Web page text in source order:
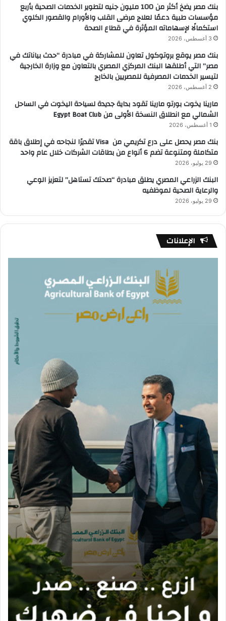
بنك مصر يضخ أكثر من 100 مليون جنيه لتطوير الخدمات الصحية بأربع
مؤسسات طبية دعمًا لعلاج مرضى القلب والأورام والقصور الكلوي
استكمالًا لإسهاماته المؤثرة في قطاع الصحة
3 أغسطس، 2026
بنك مصر يوقع بروتوكول تعاون للمشاركة في مبادرة “حدث بياناتك في
مصر” التي أطلقها البنك المركزي المصري بالتعاون مع وزارة الخارجية
لتيسير الخدمات المصرفية للمصريين بالخارج
2 أغسطس، 2026
مارينا يخوت بورتو مارينا تقود بداية جديدة لسياحة اليخوت في الساحل
الشمالي مع انطلاق النسخة الأولى من Egypt Boat Club
1 أغسطس، 2026
بنك مصر يحصل على درع تكريمي من Visa تقديرًا لنجاحه في إطلاق باقة
متكاملة ومتنوعة تضم 6 أنواع من بطاقات الشركات خلال عام واحد
29 يوليو، 2026
البنك الزراعي المصري يطلق مبادرة “صحتك تستاهل” لتعزيز الوعي
والرعاية الصحية لموظفيه
29 يوليو، 2026
الإعلانات